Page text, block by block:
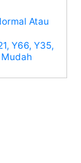
Atau
Y66, Y35,